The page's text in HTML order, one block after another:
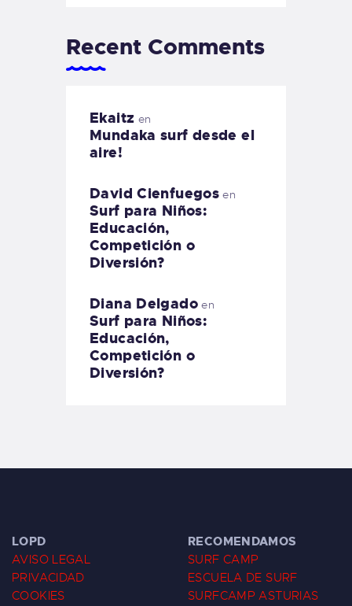
Recent Comments
Ekaitz en
Mundaka surf desde el
aire!
David Cienfuegos en
Surf para Niños:
Educación,
Competición o
Diversión?
Diana Delgadoen
Surf para Niños:
Educación,
Competición o
Diversión?
LOPD
AVISO LEGAL
PRIVACIDAD
COOKIES
RECOMENDAMOS
SURF CAMP
ESCUELA DE SURF
SURFCAMP ASTURIAS